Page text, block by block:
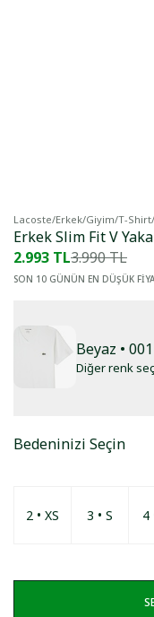
Lacoste/Erkek/Giyim/T-Shirt/
Erkek Slim Fit V
2.993 TL3.990 TL
SON 10 GÜNÜN EN DÜŞÜK
Beyaz • 001
Diğer renk
Bedeninizi Seçin
2 • XS 3 • S 4